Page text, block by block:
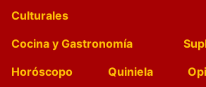
Culturales
Cocina y Gastronomía
Horóscopo
Quiniela